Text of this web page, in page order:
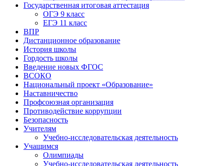
Государственная итоговая аттестация
ОГЭ 9 класс
ЕГЭ 11 класс
ВПР
Дистанционное образование
История школы
Гордость школы
Введение новых ФГОС
ВСОКО
Национальный проект «Образование»
Наставничество
Профсоюзная организация
Противодействие коррупции
Безопасность
Учителям
Учебно-исследовательская деятельность
Учащимся
Олимпиады
Учебно-исследовательская деятельность